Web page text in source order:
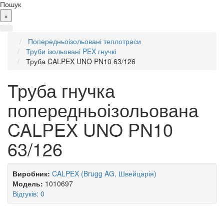
Пошук
×
Попередньоізольовані теплотраси
Труби ізольовані PEX гнучкі
Труба CALPEX UNO PN10 63/126
Труба гнучка
попередньоізольована
CALPEX UNO PN10
63/126
Виробник: CALPEX (Brugg AG, Швейцарія)
Модель: 1010697
Відгуків: 0